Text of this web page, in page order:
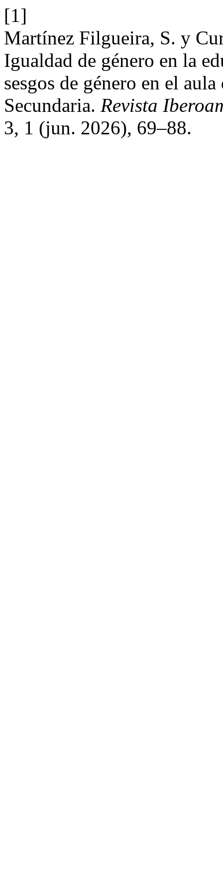
[1]
Martínez Filgueira, S. y
Igualdad de género en la
sesgos de género en el
Secundaria. Revista
3, 1 (jun. 2026), 69–88.